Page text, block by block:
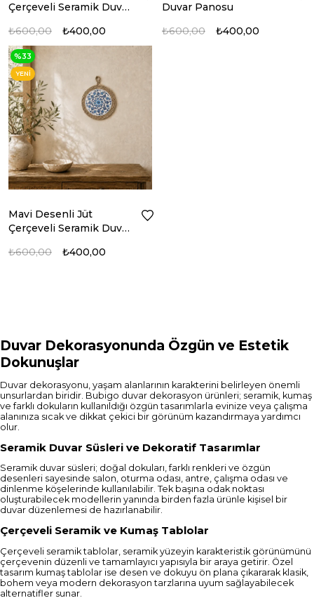
Çerçeveli Seramik Duvar
₺400,00
₺600,00
Duvar Panosu
₺400,00
₺600,00
Mavi Desenli Jüt
Çerçeveli Seramik Duvar
₺400,00
₺600,00
%33
YENI
ÜRÜN
Duvar Dekorasyonunda Özgün ve Estetik
Dokunuşlar
Duvar dekorasyonu, yaşam alanlarının karakterini belirleyen önemli
unsurlardan biridir. Bubigo duvar dekorasyon ürünleri; seramik, kumaş
ve farklı dokuların kullanıldığı özgün tasarımlarla evinize veya çalışma
alanınıza sıcak ve dikkat çekici bir görünüm kazandırmaya yardımcı
olur.
Seramik Duvar Süsleri ve Dekoratif Tasarımlar
Seramik duvar süsleri; doğal dokuları, farklı renkleri ve özgün
desenleri sayesinde salon, oturma odası, antre, çalışma odası ve
dinlenme köşelerinde kullanılabilir. Tek başına odak noktası
oluşturabilecek modellerin yanında birden fazla ürünle kişisel bir
duvar düzenlemesi de hazırlanabilir.
Çerçeveli Seramik ve Kumaş Tablolar
Çerçeveli seramik tablolar, seramik yüzeyin karakteristik görünümünü
çerçevenin düzenli ve tamamlayıcı yapısıyla bir araya getirir. Özel
tasarım kumaş tablolar ise desen ve dokuyu ön plana çıkararak klasik,
bohem veya modern dekorasyon tarzlarına uyum sağlayabilecek
alternatifler sunar.